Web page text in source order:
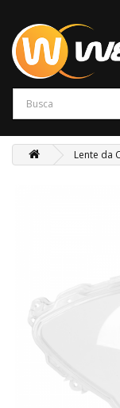
Lente da